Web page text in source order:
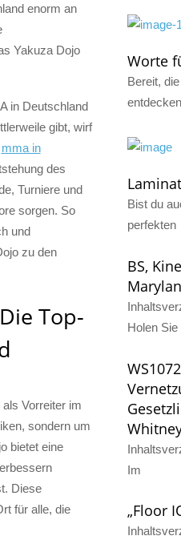
enorm an
Yakuza Dojo
in Deutschland
gibt, wirf
mma in
des
Turniere und
sorgen. So
und
zu den
Top-
Vorreiter im
sondern um
bietet eine
Diese
für alle, die
Worte
Bereit,
Bist du
perfekten
BS,
Holen Sie
Im
„Floor